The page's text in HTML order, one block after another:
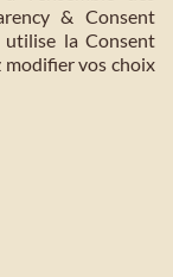
& Consent
utilise la Consent
modifier vos choix